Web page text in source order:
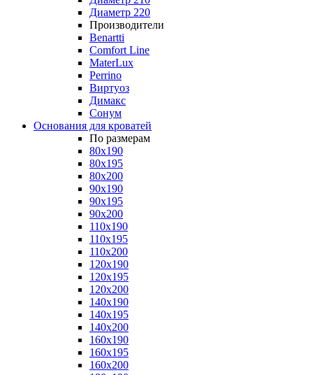
Диаметр 220
Производители
Benartti
Comfort Line
MaterLux
Perrino
Виртуоз
Димакс
Сонум
Основания для кроватей
По размерам
80x190
80x195
80x200
90x190
90x195
90x200
110x190
110x195
110x200
120x190
120x195
120x200
140x190
140x195
140x200
160x190
160x195
160x200